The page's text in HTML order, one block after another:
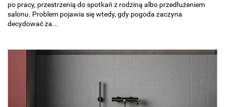
po pracy, przestrzenią do spotkań z rodziną albo przedłużeniem
salonu. Problem pojawia się wtedy, gdy pogoda zaczyna
decydować za...